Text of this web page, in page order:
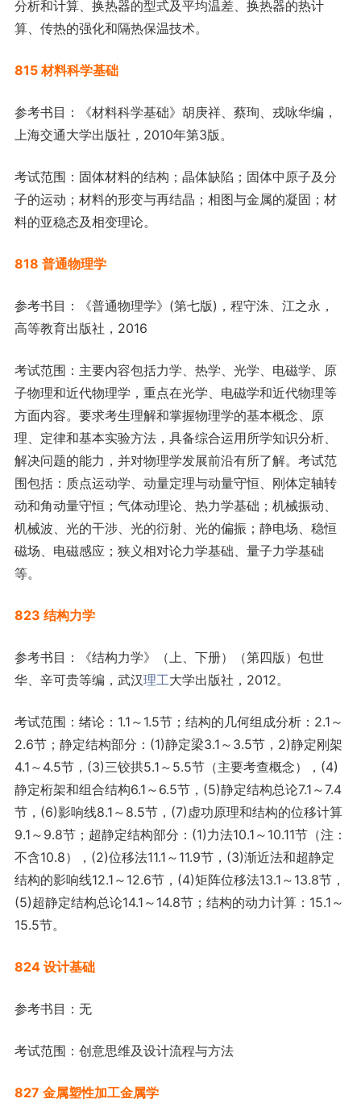
分析和计算、换热器的型式及平均温差、换热器的热计
算、传热的强化和隔热保温技术。
815 材料科学基础
参考书目：《材料科学基础》胡庚祥、蔡珣、戎咏华编，
上海交通大学出版社，2010年第3版。
考试范围：固体材料的结构；晶体缺陷；固体中原子及分
子的运动；材料的形变与再结晶；相图与金属的凝固；材
料的亚稳态及相变理论。
818 普通物理学
参考书目：《普通物理学》(第七版)，程守洙、江之永，
高等教育出版社，2016
考试范围：主要内容包括力学、热学、光学、电磁学、原
子物理和近代物理学，重点在光学、电磁学和近代物理等
方面内容。要求考生理解和掌握物理学的基本概念、原
理、定律和基本实验方法，具备综合运用所学知识分析、
解决问题的能力，并对物理学发展前沿有所了解。考试范
围包括：质点运动学、动量定理与动量守恒、刚体定轴转
动和角动量守恒；气体动理论、热力学基础；机械振动、
机械波、光的干涉、光的衍射、光的偏振；静电场、稳恒
磁场、电磁感应；狭义相对论力学基础、量子力学基础
等。
823 结构力学
参考书目：《结构力学》（上、下册）（第四版）包世
华、辛可贵等编，武汉理工大学出版社，2012。
考试范围：绪论：1.1～1.5节；结构的几何组成分析：2.1～
2.6节；静定结构部分：(1)静定梁3.1～3.5节，2)静定刚架
4.1～4.5节，(3)三铰拱5.1～5.5节（主要考查概念），(4)
静定桁架和组合结构6.1～6.5节，(5)静定结构总论7.1～7.4
节，(6)影响线8.1～8.5节，(7)虚功原理和结构的位移计算
9.1～9.8节；超静定结构部分：(1)力法10.1～10.11节（注：
不含10.8），(2)位移法11.1～11.9节，(3)渐近法和超静定
结构的影响线12.1～12.6节，(4)矩阵位移法13.1～13.8节，
(5)超静定结构总论14.1～14.8节；结构的动力计算：15.1～
15.5节。
824 设计基础
参考书目：无
考试范围：创意思维及设计流程与方法
827 金属塑性加工金属学